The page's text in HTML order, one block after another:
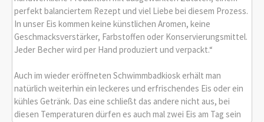
perfekt balanciertem Rezept und viel Liebe bei diesem Prozess.
In unser Eis kommen keine künstlichen Aromen, keine
Geschmacksverstärker, Farbstoffen oder Konservierungsmittel.
Jeder Becher wird per Hand produziert und verpackt.“
Auch im wieder eröffneten Schwimmbadkiosk erhält man
natürlich weiterhin ein leckeres und erfrischendes Eis oder ein
kühles Getränk. Das eine schließt das andere nicht aus, bei
diesen Temperaturen dürfen es auch mal zwei Eis am Tag sein